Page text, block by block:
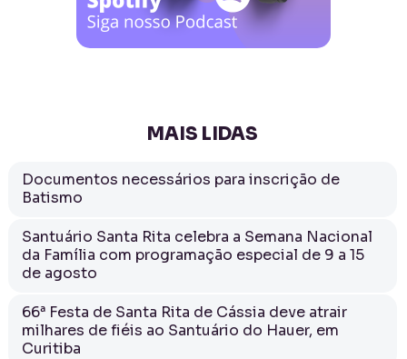
MAIS LIDAS
Documentos necessários para inscrição de
Batismo
Santuário Santa Rita celebra a Semana Nacional
da Família com programação especial de 9 a 15
de agosto
66ª Festa de Santa Rita de Cássia deve atrair
milhares de fiéis ao Santuário do Hauer, em
Curitiba